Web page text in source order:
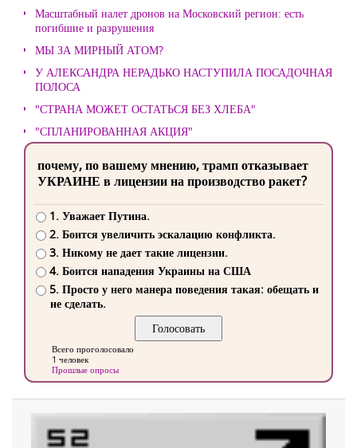
Масштабный налет дронов на Московский регион: есть
погибшие и разрушения
МЫ ЗА МИРНЫЙ АТОМ?
У АЛЕКСАНДРА НЕРАДЬКО НАСТУПИЛА ПОСАДОЧНАЯ
ПОЛОСА
"СТРАНА МОЖЕТ ОСТАТЬСЯ БЕЗ ХЛЕБА"
"СПЛАНИРОВАННАЯ АКЦИЯ"
почему, по вашему мнению, трамп отказывает
УКРАИНЕ в лицензии на производство ракет?
1. Уважает Путина.
2. Боится увеличить эскалацию конфликта.
3. Никому не дает такие лицензии.
4. Боится нападения Украины на США
5. Просто у него манера поведения такая: обещать и
не сделать.
Всего проголосовало
1 человек
Прошлые опросы